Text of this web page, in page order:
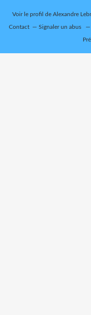
Voir le profil deAlexandre
Contact Signaler un abus